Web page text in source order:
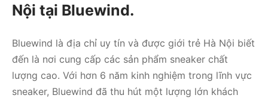
Nội tại Bluewind.
Bluewind là địa chỉ uy tín và được giới trẻ Hà Nội biết
đến là nơi cung cấp các sản phẩm sneaker chất
lượng cao. Với hơn 6 năm kinh nghiệm trong lĩnh vực
sneaker, Bluewind đã thu hút một lượng lớn khách